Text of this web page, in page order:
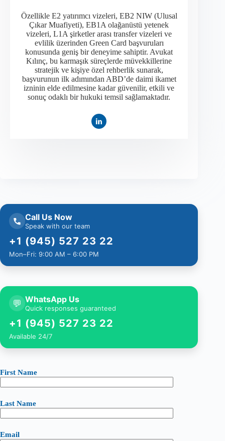
Özellikle E2 yatırımcı vizeleri, EB2 NIW (Ulusal
Çıkar Muafiyeti), EB1A olağanüstü yetenek
vizeleri, L1A şirketler arası transfer vizeleri ve
evlilik üzerinden Green Card başvuruları
konusunda geniş bir deneyime sahiptir. Avukat
Kılınç, bu karmaşık süreçlerde müvekkillerine
stratejik ve kişiye özel rehberlik sunarak,
başvurunun ilk adımından ABD’de daimi ikamet
izninin elde edilmesine kadar güvenilir, etkili ve
sonuç odaklı bir hukuki temsil sağlamaktadır.
Call Us Now
Speak with our team
+1 (945) 527 23 22
Mon–Fri: 9:00 AM – 6:00 PM
💬 WhatsApp Us
Quick responses guaranteed
+1 (945) 527 23 22
Available 24/7
First Name
Last Name
Email